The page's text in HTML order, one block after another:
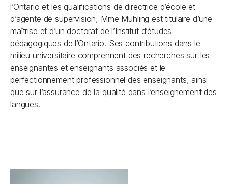
l’Ontario et les qualifications de directrice d’école et
d’agente de supervision, Mme Muhling est titulaire d’une
maîtrise et d’un doctorat de l’Institut d’études
pédagogiques de l’Ontario. Ses contributions dans le
milieu universitaire comprennent des recherches sur les
enseignantes et enseignants associés et le
perfectionnement professionnel des enseignants, ainsi
que sur l’assurance de la qualité dans l’enseignement des
langues.